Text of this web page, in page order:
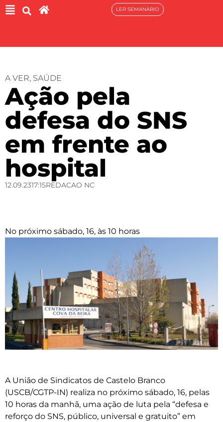
LER SEMANÁRIO
A VER, SAÚDE
Ação pela
defesa do SNS
em frente ao
hospital
12.09.2317:15REDACAO NC
No próximo sábado, 16, às 10 horas
A União de Sindicatos de Castelo Branco
(USCB/CGTP-IN) realiza no próximo sábado, 16, pelas
10 horas da manhã, uma ação de luta pela “defesa e
reforço do SNS, público, universal e gratuito” em